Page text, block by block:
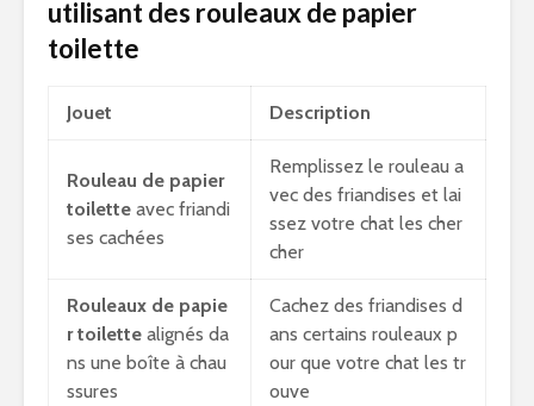
utilisant des rouleaux de papier
toilette
Jouet Description
Rouleau de papier
toilette avec friandi
ses cachées
Remplissez le rouleau a
vec des friandises et lai
ssez votre chat les cher
cher
Rouleaux de papie
r toilette alignés da
ns une boîte à chau
ssures
Cachez des friandises d
ans certains rouleaux p
our que votre chat les tr
ouve